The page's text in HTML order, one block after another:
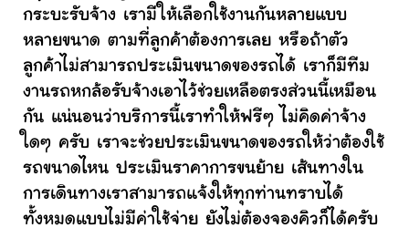
กระบะรับจ้าง เรามีให้เลือกใช้งานกันหลายแบบ
หลายขนาด ตามที่ลูกค้าต้องการเลย หรือถ้าตัว
ลูกค้าไม่สามารถประเมินขนาดของรถได้ เราก็มีทีม
งานรถหกล้อรับจ้างเอาไว้ช่วยเหลือตรงส่วนนี้เหมือน
กัน แน่นอนว่าบริการนี้เราทำให้ฟรีๆ ไม่คิดค่าจ้าง
ใดๆ ครับ เราจะช่วยประเมินขนาดของรถให้ว่าต้องใช้
รถขนาดไหน ประเมินราคาการขนย้าย เส้นทางใน
การเดินทางเราสามารถแจ้งให้ทุกท่านทราบได้
ทั้งหมดแบบไม่มีค่าใช้จ่าย ยังไม่ต้องจองคิวก็ได้ครับ